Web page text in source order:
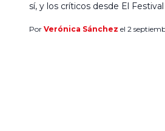
sí, y los críticos desde El
nueva película de Roman
Por Verónica Sánchez el 2